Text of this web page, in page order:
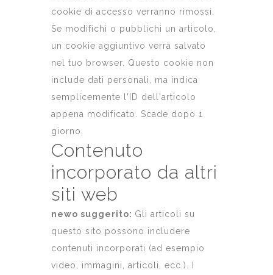
cookie di accesso verranno rimossi.
Se modifichi o pubblichi un articolo,
un cookie aggiuntivo verrà salvato
nel tuo browser. Questo cookie non
include dati personali, ma indica
semplicemente l'ID dell'articolo
appena modificato. Scade dopo 1
giorno.
Contenuto
incorporato da altri
siti web
newo suggerito: Gli articoli su
questo sito possono includere
contenuti incorporati (ad esempio
video, immagini, articoli, ecc.). I